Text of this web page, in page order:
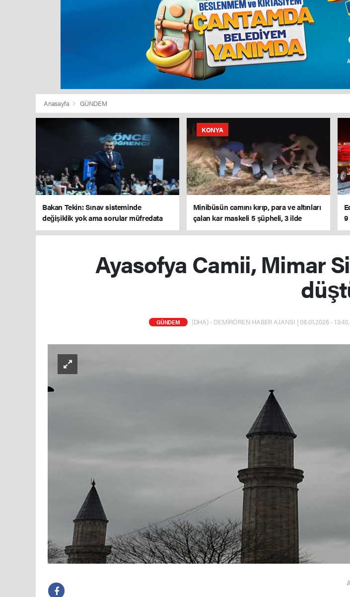
Anasayfa GÜNDEM
Bakan Tekin: Sınav sisteminde
değişiklik yok ama sorular müfredata
uygun hale gelecek
KONYA
Minibüsün camını kırıp, para ve altınları
çalan kar maskeli 5 şüpheli, 3 ilde
düzenlenen operasyonlarla yakalandı
9
Ayasofya Camii, Mimar
GÜNDEM (DHA) - DEMİRÖREN HABER AJANSI | 08.01.2026 -